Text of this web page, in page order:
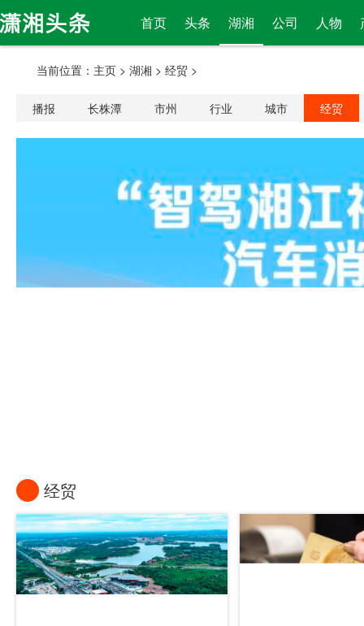
首页 头条 湖湘 公司 人物
当前位置： 主页 > 湖湘 > 经贸 >
播报 长株潭 市州 行业 城市 经贸
经贸